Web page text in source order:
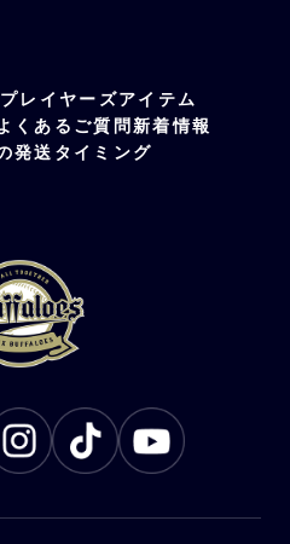
プレイヤーズアイテム
くあるご質問新着情報
発送タイミング